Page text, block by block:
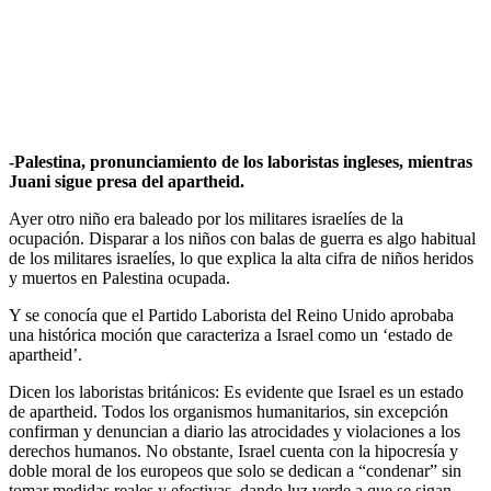
-Palestina, pronunciamiento de los laboristas ingleses, mientras
Juani sigue presa del apartheid.
Ayer otro niño era baleado por los militares israelíes de la
ocupación. Disparar a los niños con balas de guerra es algo habitual
de los militares israelíes, lo que explica la alta cifra de niños heridos
y muertos en Palestina ocupada.
Y se conocía que el Partido Laborista del Reino Unido aprobaba
una histórica moción que caracteriza a Israel como un ‘estado de
apartheid’.
Dicen los laboristas británicos: Es evidente que Israel es un estado
de apartheid. Todos los organismos humanitarios, sin excepción
confirman y denuncian a diario las atrocidades y violaciones a los
derechos humanos. No obstante, Israel cuenta con la hipocresía y
doble moral de los europeos que solo se dedican a “condenar” sin